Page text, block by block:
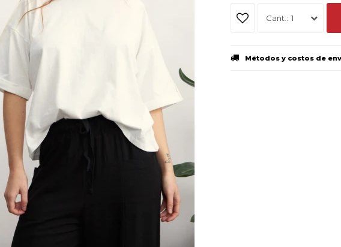
1
Métodos y costos de